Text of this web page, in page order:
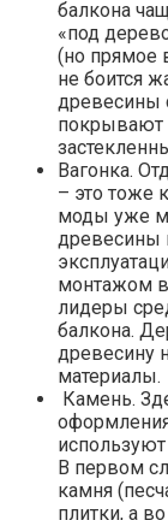
балкона
«под
(но прямое
не боится
древесины
покрывают
Вагонка.
– это тоже
моды уже
древесины
монтажом
лидеры
балкона.
древесину
материалы.
Камень.
В первом
камня
плитки, а